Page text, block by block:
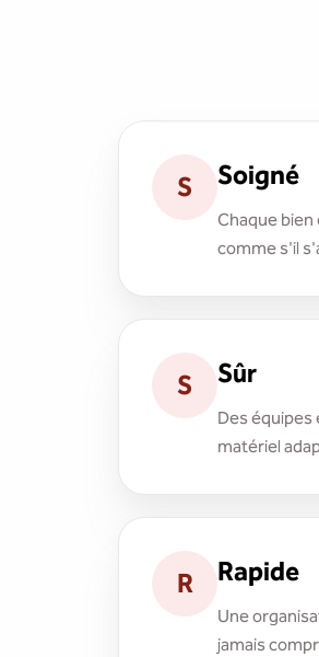
S Soigné
Chaque
comme s'il
S Sûr
Des
matériel
R Rapide
Une
jamais